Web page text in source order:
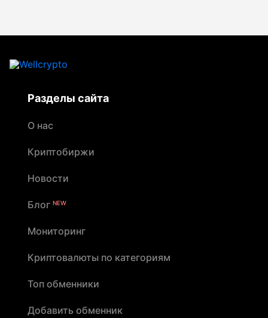
Разделы сайта
О нас
Криптобиржи
Новости
Блог NEW
Мониторинг
Криптовалюты по категориям
Топ обменники
Добавить обменник